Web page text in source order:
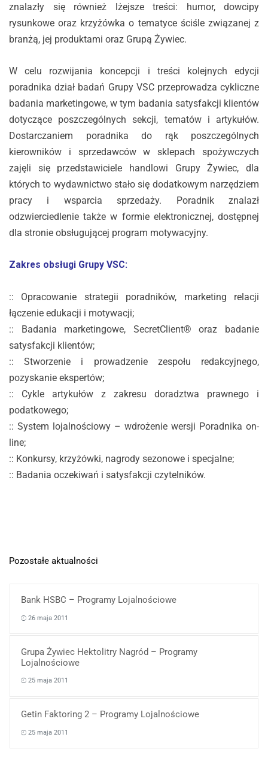
znalazły się również lżejsze treści: humor, dowcipy
rysunkowe oraz krzyżówka o tematyce ściśle związanej z
branżą, jej produktami oraz Grupą Żywiec.
W celu rozwijania koncepcji i treści kolejnych edycji
poradnika dział badań Grupy VSC przeprowadza cykliczne
badania marketingowe, w tym badania satysfakcji klientów
dotyczące poszczególnych sekcji, tematów i artykułów.
Dostarczaniem poradnika do rąk poszczególnych
kierowników i sprzedawców w sklepach spożywczych
zajęli się przedstawiciele handlowi Grupy Żywiec, dla
których to wydawnictwo stało się dodatkowym narzędziem
pracy i wsparcia sprzedaży. Poradnik znalazł
odzwierciedlenie także w formie elektronicznej, dostępnej
dla stronie obsługującej program motywacyjny.
Zakres obsługi Grupy VSC:
:: Opracowanie strategii poradników, marketing relacji
łączenie edukacji i motywacji;
:: Badania marketingowe, SecretClient® oraz badanie
satysfakcji klientów;
:: Stworzenie i prowadzenie zespołu redakcyjnego,
pozyskanie ekspertów;
:: Cykle artykułów z zakresu doradztwa prawnego i
podatkowego;
:: System lojalnościowy – wdrożenie wersji Poradnika on-
line;
:: Konkursy, krzyżówki, nagrody sezonowe i specjalne;
:: Badania oczekiwań i satysfakcji czytelników.
Pozostałe aktualności
Bank HSBC – Programy Lojalnościowe
26 maja 2011
Grupa Żywiec Hektolitry Nagród – Programy
Lojalnościowe
25 maja 2011
Getin Faktoring 2 – Programy Lojalnościowe
25 maja 2011